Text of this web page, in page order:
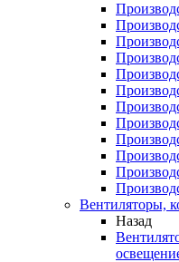
Вентиляторы,
Назад